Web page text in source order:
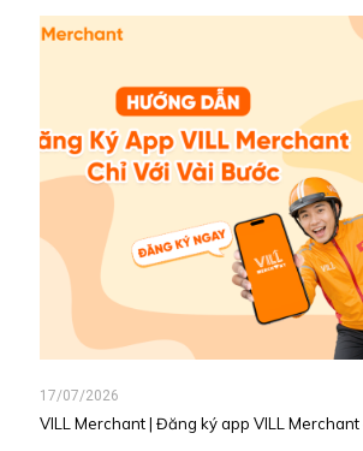
17/07/2026
VILL Merchant | Đăng ký app VILL Merchant